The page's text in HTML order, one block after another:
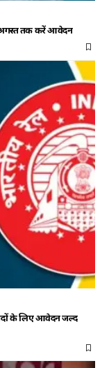
अगस्त तक करें आवेदन
के लिए आवेदन जल्द